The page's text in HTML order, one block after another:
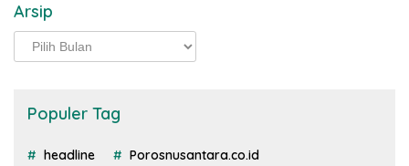
Arsip
Arsip
Populer Tag
headline Porosnusantara.co.id